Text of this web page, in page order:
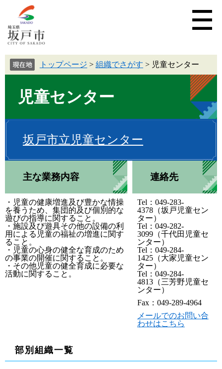
トップページ > 組織でさがす > 児童センター
児童センター
坂戸市立児童センター
主な業務内容
・児童の健康増進及び豊かな情操
を養うため、集団的及び個別的な
遊びの指導に関すること。
・施設及び遊具その他の設備の利
用による児童の福祉の増進に関す
ること。
・児童の心身の健全な育成のため
の事業の開催に関すること。
・その他児童の健全育成に必要な
活動に関すること。
連絡先
Tel：049-283-
4378（坂戸児童セン
ター）
Tel：049-282-
3099（千代田児童セ
ンター）
Tel：049-284-
1425（大家児童セン
ター）
Tel：049-284-
4813（三芳野児童セ
ンター）
Fax：049-289-4964
メールでのお問い合
わせはこちら
部別組織一覧